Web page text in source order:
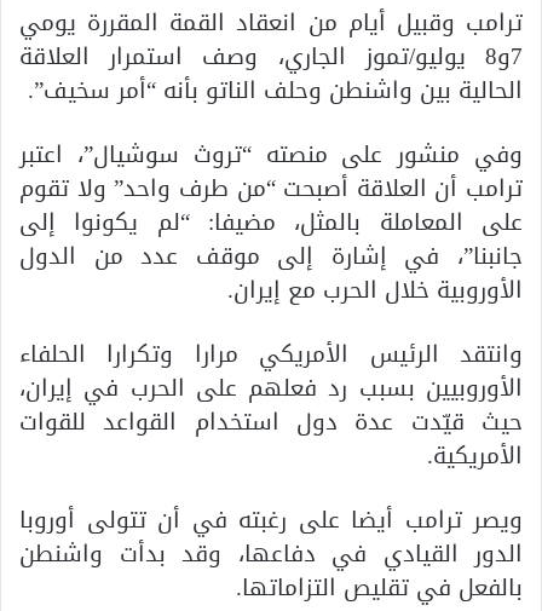
ترامب وقبيل أيام من انعقاد القمة المقررة يومي
7و8 يوليو/تموز الجاري، وصف استمرار العلاقة
الحالية بين واشنطن وحلف الناتو بأنه “أمر سخيف”.
وفي منشور على منصته “تروث سوشيال”، اعتبر
ترامب أن العلاقة أصبحت “من طرف واحد” ولا تقوم
على المعاملة بالمثل، مضيفا: “لم يكونوا إلى
جانبنا”، في إشارة إلى موقف عدد من الدول
الأوروبية خلال الحرب مع إيران.
وانتقد الرئيس الأمريكي مرارا وتكرارا الحلفاء
الأوروبيين بسبب رد فعلهم على الحرب في إيران،
حيث قيّدت عدة دول استخدام القواعد للقوات
الأمريكية.
ويصر ترامب أيضا على رغبته في أن تتولى أوروبا
الدور القيادي في دفاعها، وقد بدأت واشنطن
بالفعل في تقليص التزاماتها.